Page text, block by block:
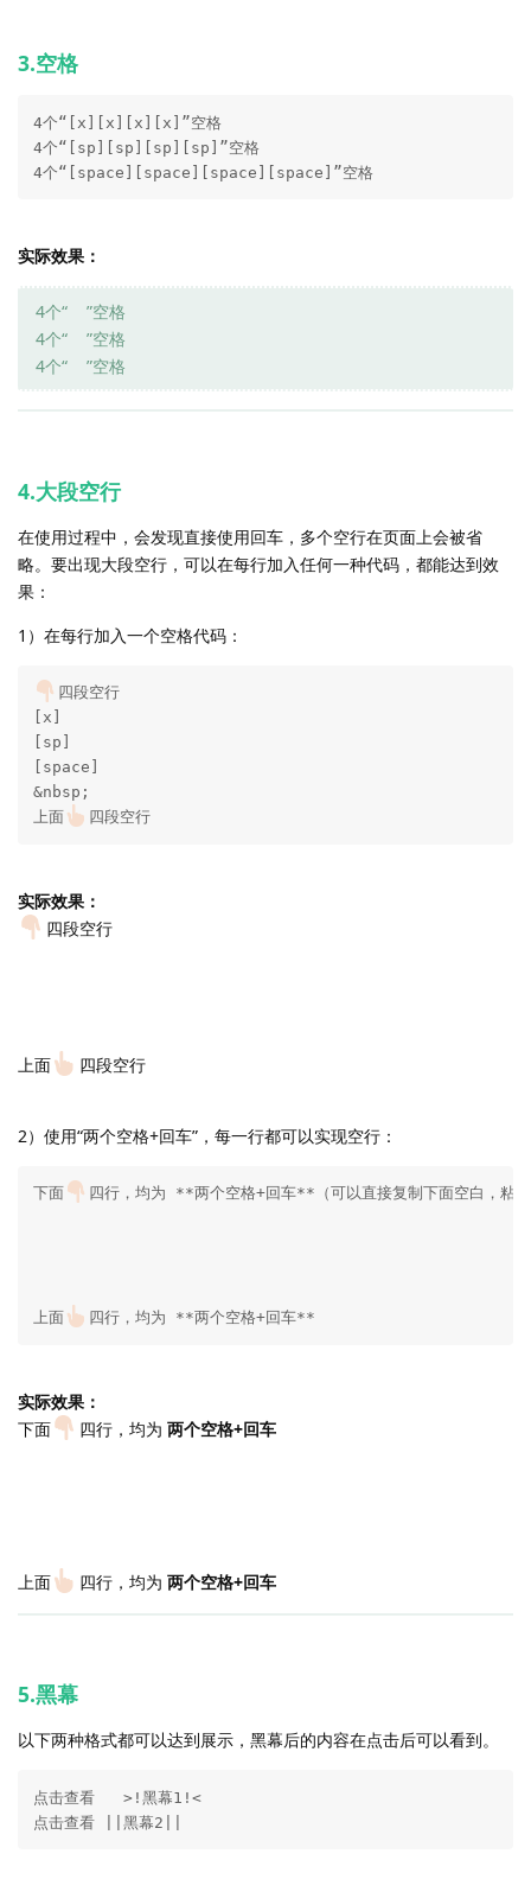
3.空格
4个“[x][x][x][x]”空格
4个“[sp][sp][sp][sp]”空格
4个“[space][space][space][space]”空格
实际效果：
4个“ ”空格
4个“ ”空格
4个“ ”空格
4.大段空行
在使用过程中，会发现直接使用回车，多个空行在页面上会被省
略。要出现大段空行，可以在每行加入任何一种代码，都能达到效
果：
1）在每行加入一个空格代码：
四段空行
[x]
[sp]
[space]
&nbsp;
上面
四段空行
实际效果：
四段空行
上面 四段空行
2）使用“两个空格+回车”，每一行都可以实现空行：
下面 四行，均为 **两个空格+回车**（可以直接复制下面空白，粘
上面 四行，均为 **两个空格+回车**
实际效果：
下面
四行，均为 两个空格+回车
上面 四行，均为 两个空格+回车
5.黑幕
以下两种格式都可以达到展示，黑幕后的内容在点击后可以看到。
点击查看   >!黑幕1!<
点击查看 ||黑幕2||